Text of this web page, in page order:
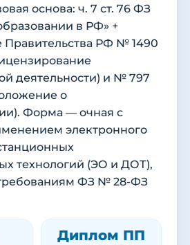
основа: ч. 7 ст. 76 ФЗ
в РФ» +
Правительства РФ № 1490
деятельности) и № 797
о
Форма — очная с
электронного
технологий (ЭО и ДОТ),
требованиям ФЗ № 28-ФЗ
Диплом ПП